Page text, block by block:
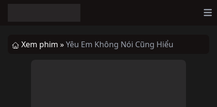
Xem phim »Yêu Em Không Nói Cũng Hiểu